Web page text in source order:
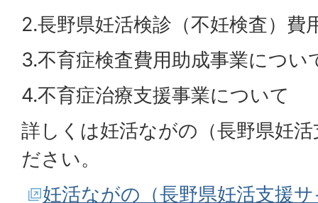
2.長野県妊活検診（不妊検査）費
3.不育症検査費用助成事業につい
4.不育症治療支援事業について
詳しくは妊活ながの（長野県妊
ださい。
妊活ながの（長野県妊活支援